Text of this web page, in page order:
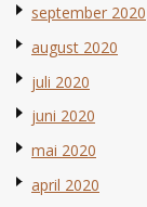
september 2020
august 2020
juli 2020
juni 2020
mai 2020
april 2020